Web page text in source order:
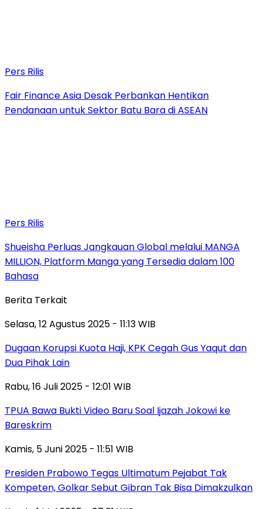
Pers Rilis
Fair Finance Asia Desak Perbankan Hentikan
Pendanaan untuk Sektor Batu Bara di ASEAN
Pers Rilis
Shueisha Perluas Jangkauan Global melalui MANGA
MILLION, Platform Manga yang Tersedia dalam 100
Bahasa
Berita Terkait
Selasa, 12 Agustus 2025 - 11:13 WIB
Dugaan Korupsi Kuota Haji, KPK Cegah Gus Yaqut dan
Dua Pihak Lain
Rabu, 16 Juli 2025 - 12:01 WIB
TPUA Bawa Bukti Video Baru Soal Ijazah Jokowi ke
Bareskrim
Kamis, 5 Juni 2025 - 11:51 WIB
Presiden Prabowo Tegas Ultimatum Pejabat Tak
Kompeten, Golkar Sebut Gibran Tak Bisa Dimakzulkan